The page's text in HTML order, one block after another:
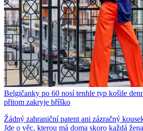
Belgičanky po 60 nosí tenhle typ košile
přitom zakryje bříško
Žádný zahraniční patent ani zázračný
Jde o věc, kterou má doma skoro každá